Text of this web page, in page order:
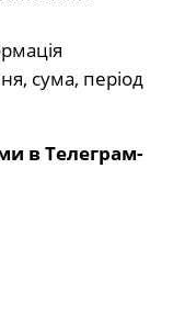
сума, період
в Телеграм-